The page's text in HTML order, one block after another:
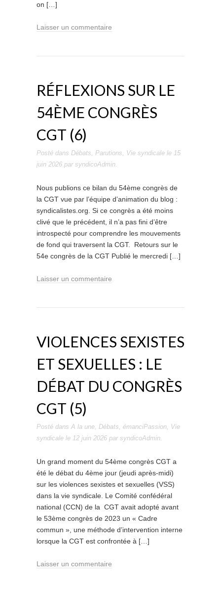
on […]
Laisser un commentaire
RÉFLEXIONS SUR LE
54ÈME CONGRÈS
CGT (6)
Posté dans Débats, Parutions, Vie syndicale le 15
juin 2026 par syndicoAdmin.
Nous publions ce bilan du 54ème congrès de
la CGT vue par l’équipe d’animation du blog :
syndicalistes.org. Si ce congrès a été moins
clivé que le précédent, il n’a pas fini d’être
introspecté pour comprendre les mouvements
de fond qui traversent la CGT. Retours sur le
54e congrès de la CGT Publié le mercredi […]
Laisser un commentaire
VIOLENCES SEXISTES
ET SEXUELLES : LE
DÉBAT DU CONGRÈS
CGT (5)
Posté dans A la une, Débats, émanciPassion, Vie
syndicale le 12 juin 2026 par syndicoAdmin.
Un grand moment du 54ème congrès CGT a
été le débat du 4ème jour (jeudi après-midi)
sur les violences sexistes et sexuelles (VSS)
dans la vie syndicale. Le Comité confédéral
national (CCN) de la CGT avait adopté avant
le 53ème congrès de 2023 un « Cadre
commun », une méthode d’intervention interne
lorsque la CGT est confrontée à […]
Laisser un commentaire